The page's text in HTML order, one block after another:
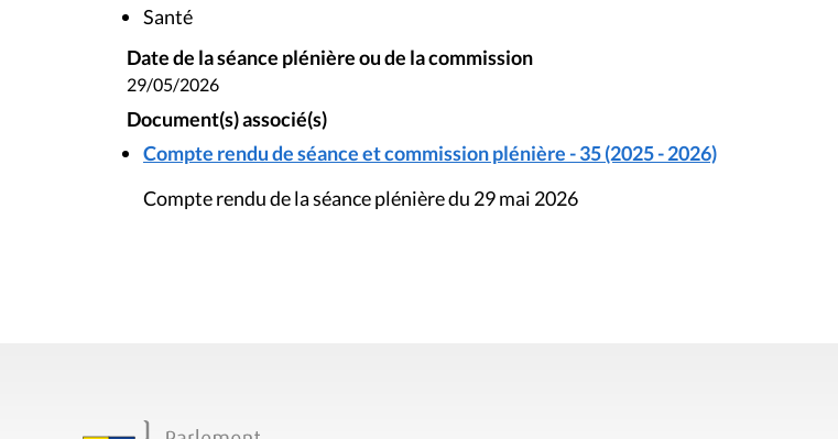
Santé
Date de la séance plénière ou de la commission
29/05/2026
Document(s) associé(s)
Compte rendu de séance et commission plénière - 35 (2025 - 2026)
Compte rendu de la séance plénière du 29 mai 2026